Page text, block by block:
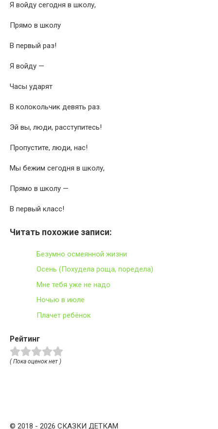
Я войду сегодня в школу,
Прямо в школу
В первый раз!
Я войду —
Часы ударят
В колокольчик девять раз.
Эй вы, люди, расступитесь!
Пропустите, люди, нас!
Мы бежим сегодня в школу,
Прямо в школу —
В первый класс!
Читать похожие записи:
Безумно осмеянной жизни
Осень (Похудела роща, поредела)
Мне тебя уже не надо
Ночью в июле
Плачет ребёнок
Рейтинг
( Пока оценок нет )
© 2018 - 2026 СКАЗКИ ДЕТКАМ